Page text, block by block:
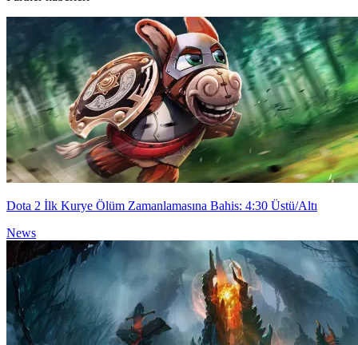
Dota 2 İlk Kurye Ölüm Zamanlamasına Bahis: 4:30 Üstü/Altı
News